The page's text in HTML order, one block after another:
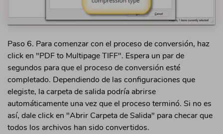
Paso 6. Para comenzar con el proceso de conversión, haz
click en "PDF to Multipage TIFF". Espera un par de
segundos para que el proceso de conversión esté
completado. Dependiendo de las configuraciones que
elegiste, la carpeta de salida podría abrirse
automáticamente una vez que el proceso terminó. Si no es
así, dale click en "Abrir Carpeta de Salida" para checar que
todos los archivos han sido convertidos.